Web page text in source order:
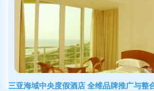
三亚海域中央度假酒店 全维品牌推广与整